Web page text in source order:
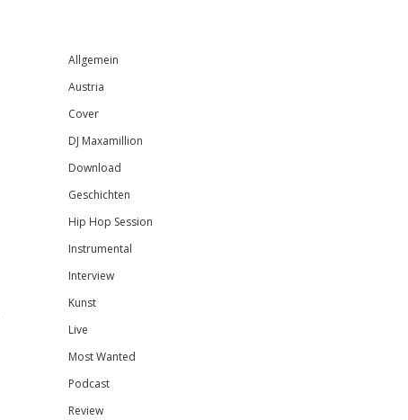
Sidebar
Allgemein
Austria
Cover
DJ Maxamillion
Download
Geschichten
Hip Hop Session
Instrumental
Interview
Kunst
Live
Most Wanted
Podcast
Review